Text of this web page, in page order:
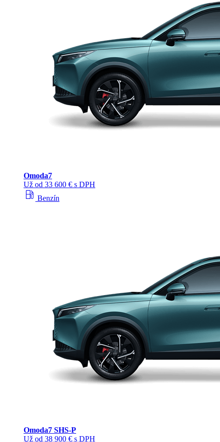
Omoda7
Už od 33 600 € s DPH
local_gas_station Benzín
Omoda7 SHS-P
Už od 38 900 € s DPH